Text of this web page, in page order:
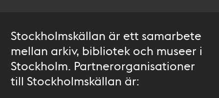
Stockholmskällan är ett samarbete
mellan arkiv, bibliotek och museer i
Stockholm. Partnerorganisationer
till Stockholmskällan är: